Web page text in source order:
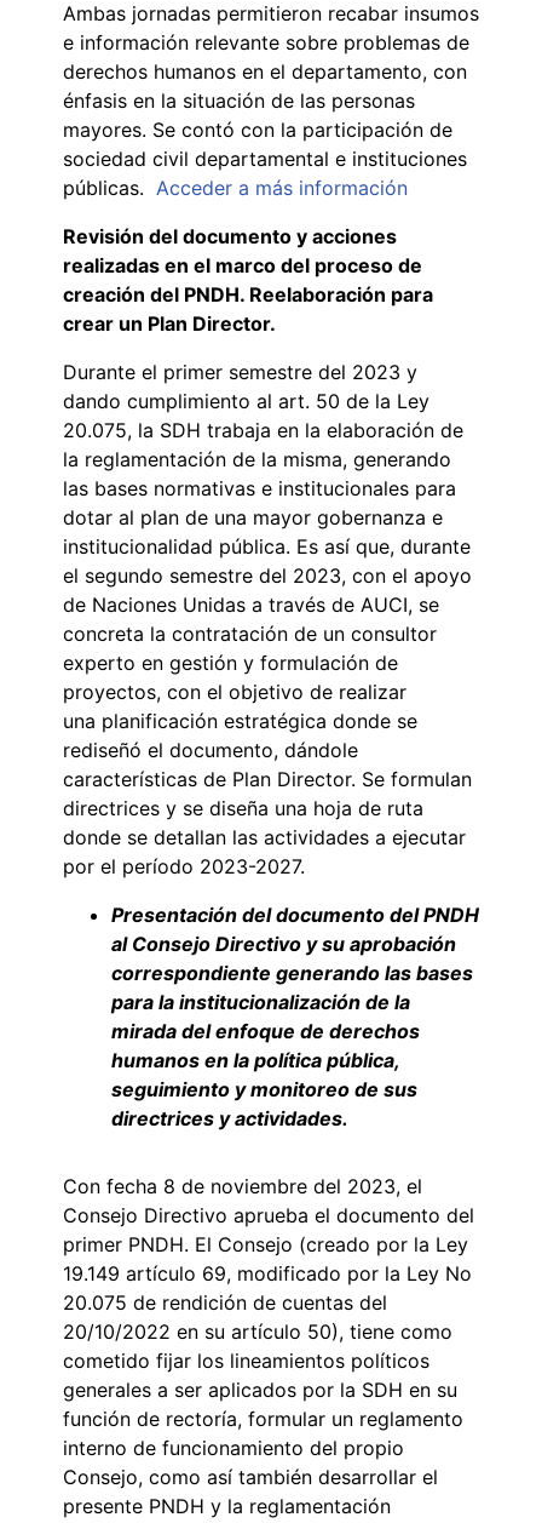
Ambas jornadas permitieron recabar insumos
e información relevante sobre problemas de
derechos humanos en el departamento, con
énfasis en la situación de las personas
mayores. Se contó con la participación de
sociedad civil departamental e instituciones
públicas. Acceder a más información
Revisión del documento y acciones
realizadas en el marco del proceso de
creación del PNDH. Reelaboración para
crear un Plan Director.
Durante el primer semestre del 2023 y
dando cumplimiento al art. 50 de la Ley
20.075, la SDH trabaja en la elaboración de
la reglamentación de la misma, generando
las bases normativas e institucionales para
dotar al plan de una mayor gobernanza e
institucionalidad pública. Es así que, durante
el segundo semestre del 2023, con el apoyo
de Naciones Unidas a través de AUCI, se
concreta la contratación de un consultor
experto en gestión y formulación de
proyectos, con el objetivo de realizar
una planificación estratégica donde se
rediseñó el documento, dándole
características de Plan Director. Se formulan
directrices y se diseña una hoja de ruta
donde se detallan las actividades a ejecutar
por el período 2023-2027.
Presentación del documento del PNDH
al Consejo Directivo y su aprobación
correspondiente generando las bases
para la institucionalización de la
mirada del enfoque de derechos
humanos en la política pública,
seguimiento y monitoreo de sus
directrices y actividades.
Con fecha 8 de noviembre del 2023, el
Consejo Directivo aprueba el documento del
primer PNDH. El Consejo (creado por la Ley
19.149 artículo 69, modificado por la Ley No
20.075 de rendición de cuentas del
20/10/2022 en su artículo 50), tiene como
cometido fijar los lineamientos políticos
generales a ser aplicados por la SDH en su
función de rectoría, formular un reglamento
interno de funcionamiento del propio
Consejo, como así también desarrollar el
presente PNDH y la reglamentación